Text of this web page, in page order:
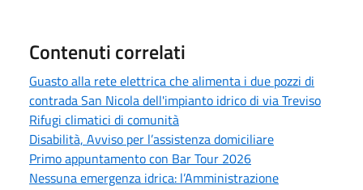
Contenuti correlati
Guasto alla rete elettrica che alimenta i due pozzi di
contrada San Nicola dell'impianto idrico di via Treviso
Rifugi climatici di comunità
Disabilità, Avviso per l’assistenza domiciliare
Primo appuntamento con Bar Tour 2026
Nessuna emergenza idrica: l’Amministrazione